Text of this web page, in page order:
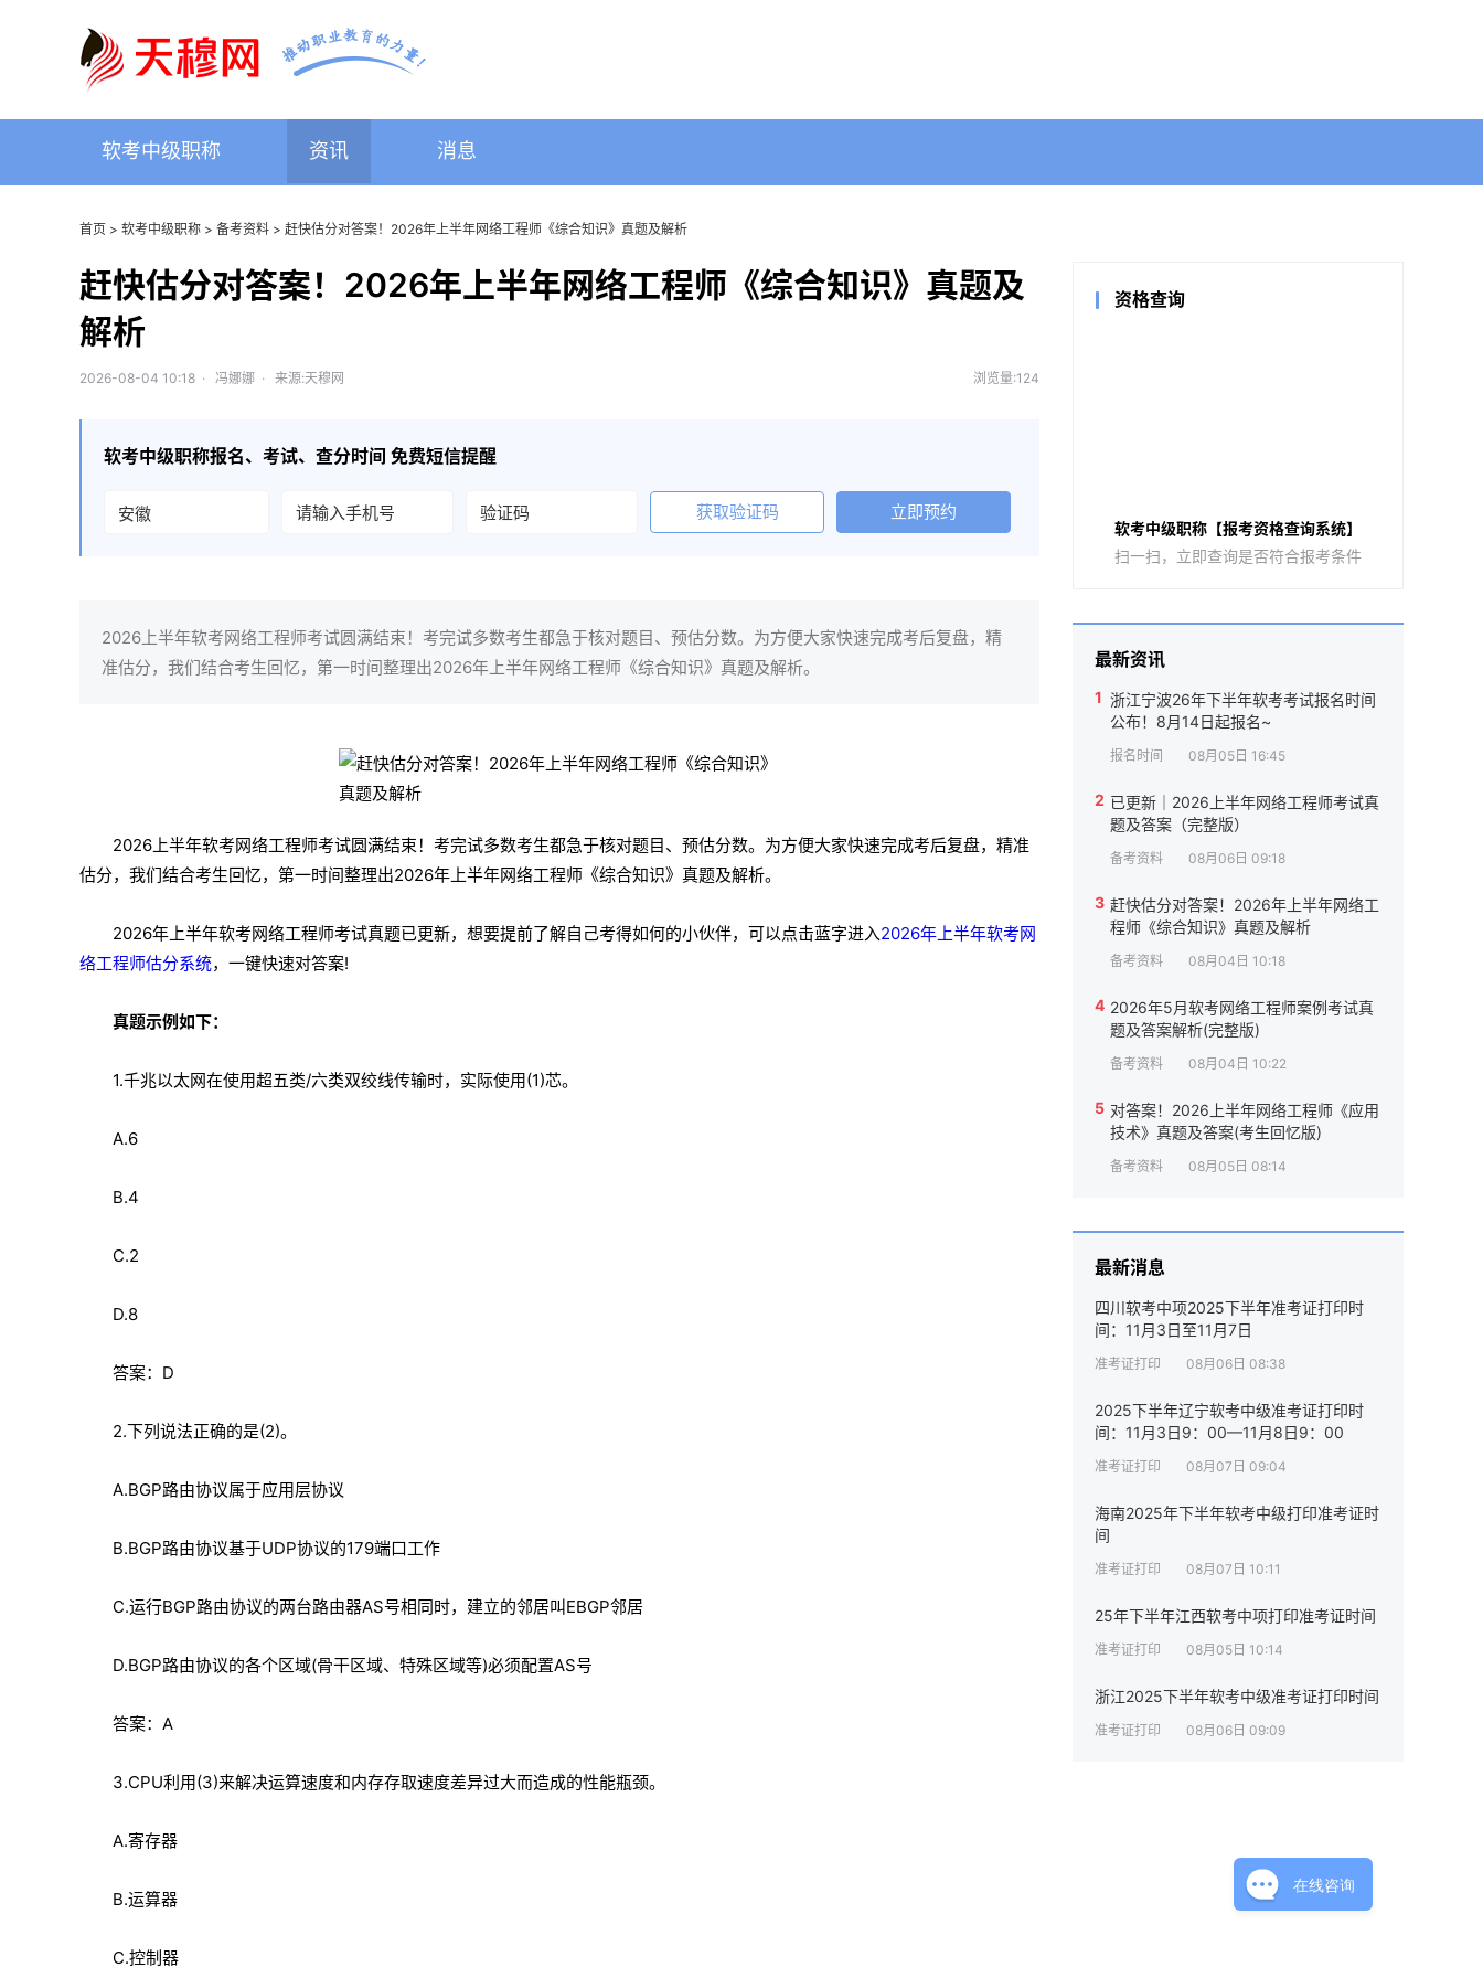
软考中级职称 资讯 消息
首页 > 软考中级职称 > 备考资料 > 赶快估分对答案！2026年上半年网络工程师《综合知识》真题及解析
赶快估分对答案！2026年上半年网络工程师《综合知识》真题及
解析
2026-08-04 10:18 · 冯娜娜 · 来源:天穆网 浏览量:124
软考中级职称报名、考试、查分时间 免费短信提醒
获取验证码 立即预约
2026上半年软考网络工程师考试圆满结束！考完试多数考生都急于核对题目、预估分数。为方便大家快速完成考后复盘，精
准估分，我们结合考生回忆，第一时间整理出2026年上半年网络工程师《综合知识》真题及解析。
2026上半年软考网络工程师考试圆满结束！考完试多数考生都急于核对题目、预估分数。为方便大家快速完成考后复盘，精准
估分，我们结合考生回忆，第一时间整理出2026年上半年网络工程师《综合知识》真题及解析。
2026年上半年软考网络工程师考试真题已更新，想要提前了解自己考得如何的小伙伴，可以点击蓝字进入2026年上半年软考网
络工程师估分系统，一键快速对答案!
真题示例如下：
1.千兆以太网在使用超五类/六类双绞线传输时，实际使用(1)芯。
A.6
B.4
C.2
D.8
答案：D
2.下列说法正确的是(2)。
A.BGP路由协议属于应用层协议
B.BGP路由协议基于UDP协议的179端口工作
C.运行BGP路由协议的两台路由器AS号相同时，建立的邻居叫EBGP邻居
D.BGP路由协议的各个区域(骨干区域、特殊区域等)必须配置AS号
答案：A
3.CPU利用(3)来解决运算速度和内存存取速度差异过大而造成的性能瓶颈。
A.寄存器
B.运算器
C.控制器
资格查询
软考中级职称【报考资格查询系统】
扫一扫，立即查询是否符合报考条件
最新资讯
1 浙江宁波26年下半年软考考试报名时间
公布！8月14日起报名~
报名时间 08月05日 16:45
2 已更新｜2026上半年网络工程师考试真
题及答案（完整版）
备考资料 08月06日 09:18
3 赶快估分对答案！2026年上半年网络工
程师《综合知识》真题及解析
备考资料 08月04日 10:18
4 2026年5月软考网络工程师案例考试真
题及答案解析(完整版)
备考资料 08月04日 10:22
5 对答案！2026上半年网络工程师《应用
技术》真题及答案(考生回忆版)
备考资料 08月05日 08:14
最新消息
四川软考中项2025下半年准考证打印时
间：11月3日至11月7日
准考证打印 08月06日 08:38
2025下半年辽宁软考中级准考证打印时
间：11月3日9：00—11月8日9：00
准考证打印 08月07日 09:04
海南2025年下半年软考中级打印准考证时
间
准考证打印 08月07日 10:11
25年下半年江西软考中项打印准考证时间
准考证打印 08月05日 10:14
浙江2025下半年软考中级准考证打印时间
准考证打印 08月06日 09:09
在线咨询